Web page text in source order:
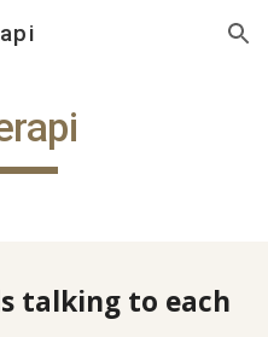
Skip to navigation
talking to each